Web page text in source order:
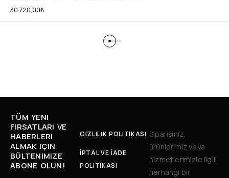
30.720,00₺
TÜM YENI
FIRSATLARI VE
HABERLERI
ALMAK IÇIN
BÜLTENIMIZE
ABONE OLUN!
GIZLILIK POLITIKASI
İPTAL VE İADE
POLITIKASI
Siparişiniz,
ürünlerimiz veya
hizmetlerimizle ilgili
herhangi bir